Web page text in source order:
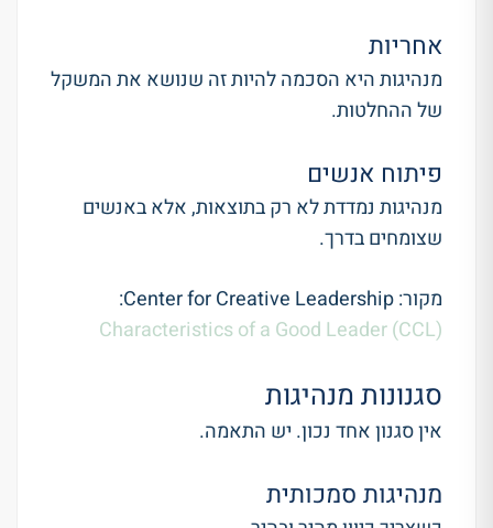
אחריות
מנהיגות היא הסכמה להיות זה שנושא את המשקל
של ההחלטות.
פיתוח אנשים
מנהיגות נמדדת לא רק בתוצאות, אלא באנשים
שצומחים בדרך.
מקור: Center for Creative Leadership:
Characteristics of a Good Leader (CCL)
סגנונות מנהיגות
אין סגנון אחד נכון. יש התאמה.
מנהיגות סמכותית